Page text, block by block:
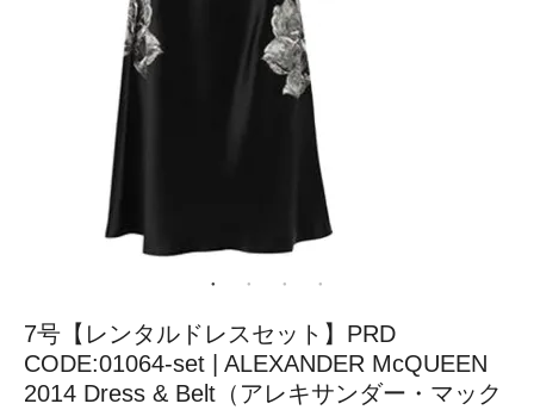
7号【レンタルドレスセット】PRD
CODE:01064-set | ALEXANDER McQUEEN
2014 Dress & Belt（アレキサンダー・マック